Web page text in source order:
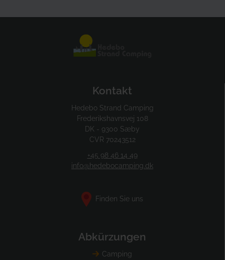
Kontakt
Hedebo Strand Camping
Frederikshavnsvej 108
DK - 9300 Sæby
CVR 70243512
+45 98 46 14 49
info@hedebocamping.dk
Finden Sie uns
Abkürzungen
Camping